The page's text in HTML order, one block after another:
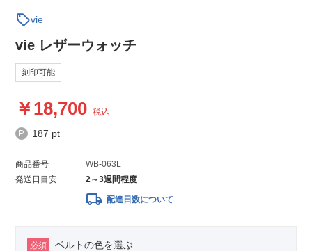
sellvie
vie レザーウォッチ
刻印可能
18,700 税込
187 pt
商品番号
WB-063L
発送日目安
2～3週間程度
local_shipping 配達日数について
必須 ベルトの色を選ぶ